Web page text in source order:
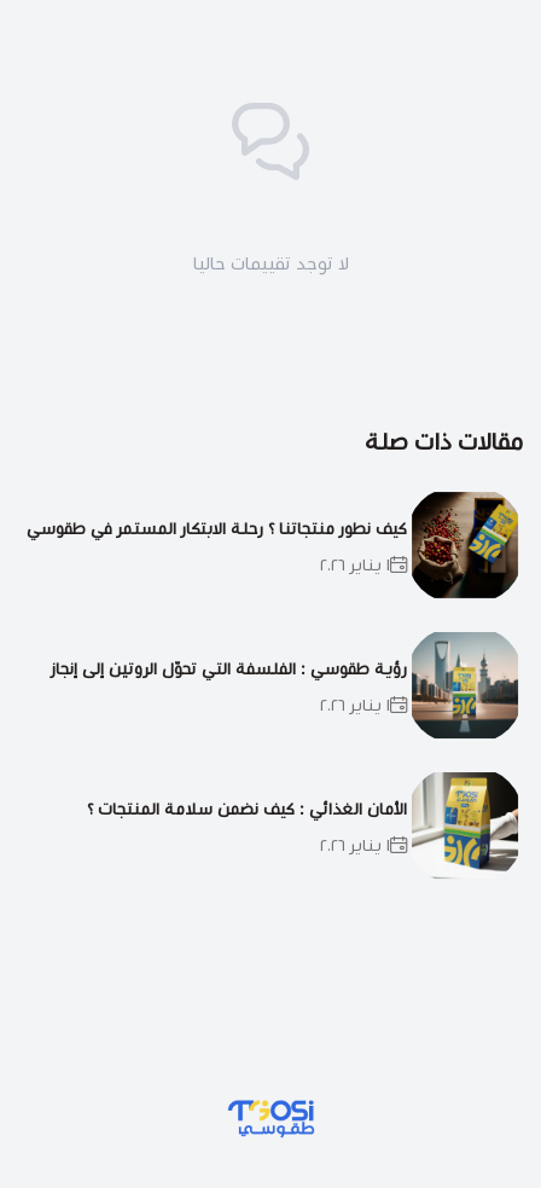
لا توجد تقييمات حاليا
مقالات ذات صلة
كيف نطور منتجاتنا ؟ رحلة الابتكار المستمر في طقوسي
١ يناير ٢٠٢٦
رؤية طقوسي : الفلسفة التي تحوّل الروتين إلى إنجاز
١ يناير ٢٠٢٦
الأمان الغذائي : كيف نضمن سلامة المنتجات ؟
١ يناير ٢٠٢٦